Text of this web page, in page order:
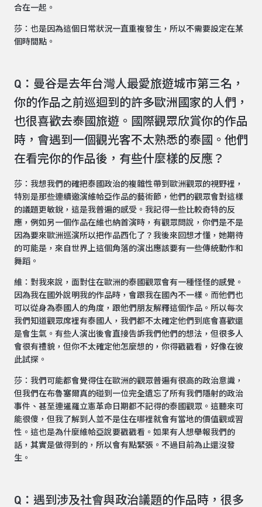
合在一起。
莎：也是因為這個日常狀況一直重複發生，所以不需要設定在某
個時間點。
Q：曼谷是去年台灣人最愛旅遊城市第三名，
你的作品之前巡迴到的許多歐洲國家的人們，
也很喜歡去泰國旅遊。國際觀眾欣賞你的作品
時，會遇到一個觀光客不太熟悉的泰國。他們
在看完你的作品後，有些什麼樣的反應？
莎：我想我們的確把泰國政治的複雜性帶到歐洲觀眾的視野裡，
特別是那些連續邀演維帢亞作品的藝術節，他們的觀眾會對這樣
的議題更敏銳，這是我普遍的感受。我記得一些比較奇特的反
應，例如另一個作品在維也納首演時，有觀眾問說，你們是不是
因為要來歐洲巡演所以把作品西化了？我後來回想才懂，她期待
的可能是，來自世界上這個角落的演出應該要有一些傳統動作和
舞蹈。
維：對我來說，面對住在歐洲的泰國觀眾會有一種怪怪的感覺。
因為我在國外說明我的作品時，會跟我在國內不一樣。而他們也
可以從身為泰國人的角度，跟他們朋友解釋這個作品。所以每次
我們知道觀眾席裡有泰國人，我們都不太確定他們到底會喜歡還
是會生氣。有些人演出後會直接告訴我們他們的想法，但很多人
會很有禮貌，但你不太確定他怎麼想的，你得戳戳看，好像在彼
此試探。
莎：我們可能都會覺得住在歐洲的觀眾普遍有很高的政治意識，
但我們在布魯塞爾真的碰到一位完全遺忘了所有我們隱射的政治
事件、甚至連暹羅立憲革命日期都不記得的泰國觀眾。這聽來可
能很傻，但我了解到人並不是住在哪裡就會有當地的價值觀或習
性。這也是為什麼維帢亞說要戳戳看。如果有人想舉報我們的
話，其實是做得到的，所以會有點緊張。不過目前為止還沒發
生。
Q：遇到涉及社會與政治議題的作品時，很多